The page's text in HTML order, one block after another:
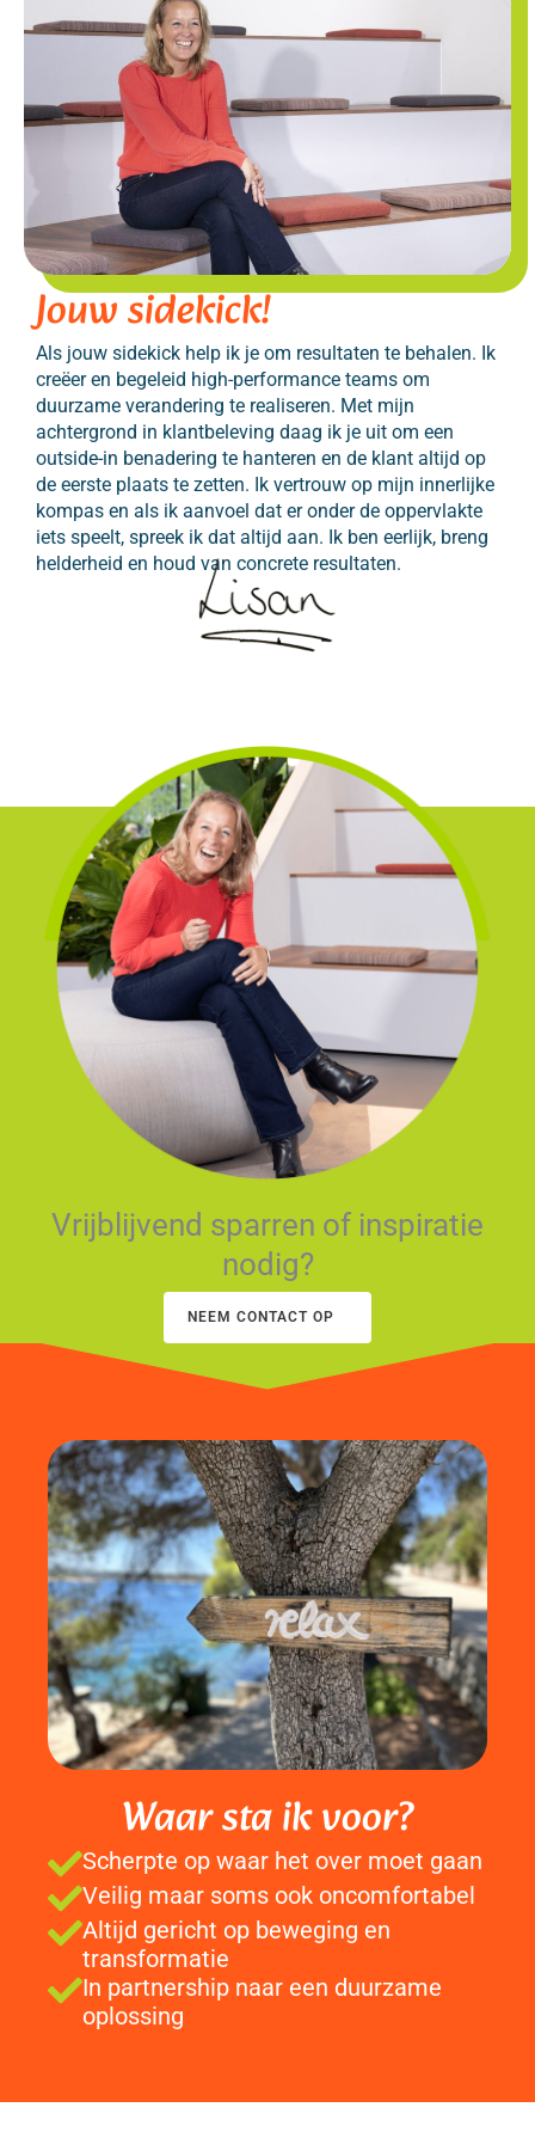
Jouw sidekick!
Als jouw sidekick help ik je om resultaten te behalen. Ik
creëer en begeleid high-performance teams om
duurzame verandering te realiseren. Met mijn
achtergrond in klantbeleving daag ik je uit om een
outside-in benadering te hanteren en de klant altijd op
de eerste plaats te zetten. Ik vertrouw op mijn innerlijke
kompas en als ik aanvoel dat er onder de oppervlakte
iets speelt, spreek ik dat altijd aan. Ik ben eerlijk, breng
helderheid en houd van concrete resultaten.
Vrijblijvend sparren of inspiratie
nodig?
NEEM CONTACT OP
Waar sta ik voor?
Scherpte op waar het over moet gaan
Veilig maar soms ook oncomfortabel
Altijd gericht op beweging en
transformatie
In partnership naar een duurzame
oplossing